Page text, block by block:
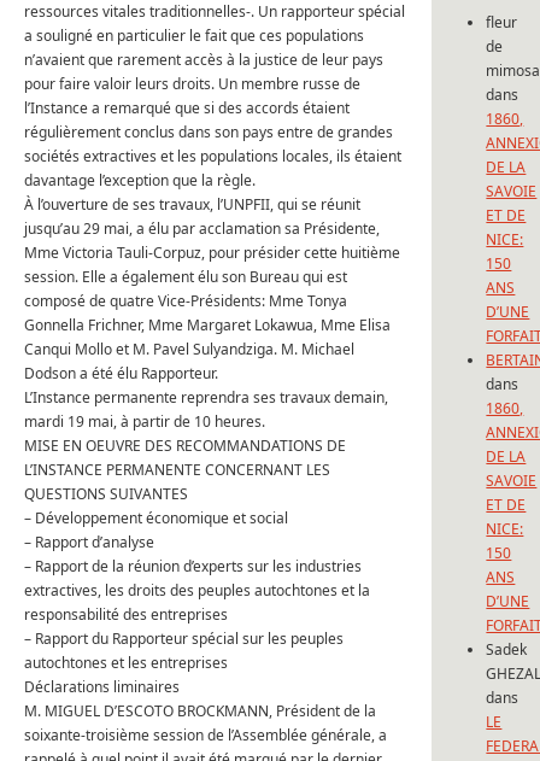
ressources vitales traditionnelles-. Un rapporteur spécial
a souligné en particulier le fait que ces populations
n’avaient que rarement accès à la justice de leur pays
pour faire valoir leurs droits. Un membre russe de
l’Instance a remarqué que si des accords étaient
régulièrement conclus dans son pays entre de grandes
sociétés extractives et les populations locales, ils étaient
davantage l’exception que la règle.
À l’ouverture de ses travaux, l’UNPFII, qui se réunit
jusqu’au 29 mai, a élu par acclamation sa Présidente,
Mme Victoria Tauli-Corpuz, pour présider cette huitième
session. Elle a également élu son Bureau qui est
composé de quatre Vice-Présidents: Mme Tonya
Gonnella Frichner, Mme Margaret Lokawua, Mme Elisa
Canqui Mollo et M. Pavel Sulyandziga. M. Michael
Dodson a été élu Rapporteur.
L’Instance permanente reprendra ses travaux demain,
mardi 19 mai, à partir de 10 heures.
MISE EN OEUVRE DES RECOMMANDATIONS DE
L’INSTANCE PERMANENTE CONCERNANT LES
QUESTIONS SUIVANTES
– Développement économique et social
– Rapport d’analyse
– Rapport de la réunion d’experts sur les industries
extractives, les droits des peuples autochtones et la
responsabilité des entreprises
– Rapport du Rapporteur spécial sur les peuples
autochtones et les entreprises
Déclarations liminaires
M. MIGUEL D’ESCOTO BROCKMANN, Président de la
soixante-troisième session de l’Assemblée générale, a
fleur
de
mimosa
dans
1860,
DE LA
SAVOIE
ET DE
NICE:
150
ANS
D’UNE
dans
1860,
DE LA
SAVOIE
ET DE
NICE:
150
ANS
D’UNE
Sadek
dans
LE